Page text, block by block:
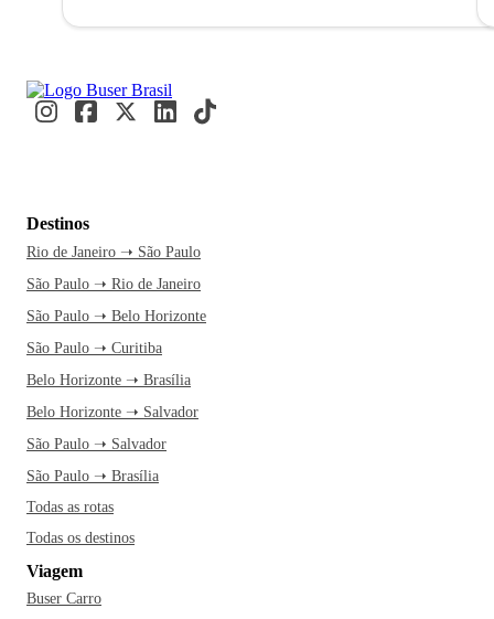
Destinos
Rio de Janeiro ➝ São Paulo
São Paulo ➝ Rio de Janeiro
São Paulo ➝ Belo Horizonte
São Paulo ➝ Curitiba
Belo Horizonte ➝ Brasília
Belo Horizonte ➝ Salvador
São Paulo ➝ Salvador
São Paulo ➝ Brasília
Todas as rotas
Todas os destinos
Viagem
Buser Carro